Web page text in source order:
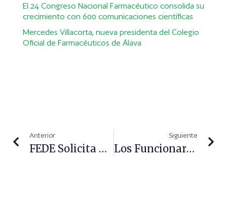
El 24 Congreso Nacional Farmacéutico consolida su
crecimiento con 600 comunicaciones científicas
Mercedes Villacorta, nueva presidenta del Colegio
Oficial de Farmacéuticos de Álava
Anterior
FEDE Solicita Ante El Ministerio De Sanidad Un Mayor Compromiso De La Administración Con El Colectivo Diabético De Nuestro País
Siguiente
Los Funcionarios Se Concentrarán Frente Al Ministerio De Hacienda Contra Los Recortes Sanitarios En Muface